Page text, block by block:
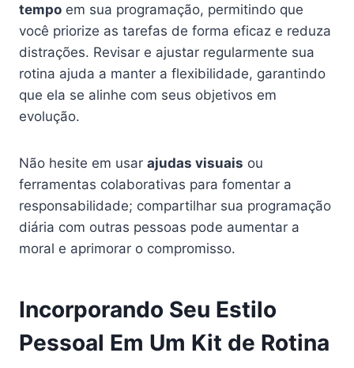
tempo em sua programação, permitindo que
você priorize as tarefas de forma eficaz e reduza
distrações. Revisar e ajustar regularmente sua
rotina ajuda a manter a flexibilidade, garantindo
que ela se alinhe com seus objetivos em
evolução.
Não hesite em usar ajudas visuais ou
ferramentas colaborativas para fomentar a
responsabilidade; compartilhar sua programação
diária com outras pessoas pode aumentar a
moral e aprimorar o compromisso.
Incorporando Seu Estilo
Pessoal Em Um Kit de Rotina